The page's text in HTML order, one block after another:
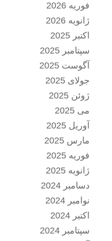
فوریه 2026
ژانویه 2026
اکتبر 2025
سپتامبر 2025
آگوست 2025
جولای 2025
ژوئن 2025
می 2025
آوریل 2025
مارس 2025
فوریه 2025
ژانویه 2025
دسامبر 2024
نوامبر 2024
اکتبر 2024
سپتامبر 2024